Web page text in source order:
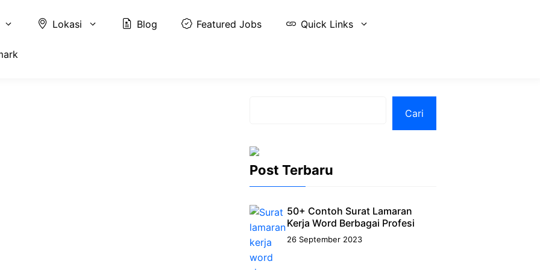
Lokasi Blog Featured Jobs Quick Links
Cari
Post Terbaru
50+ Contoh Surat Lamaran
Kerja Word Berbagai Profesi
26 September 2023